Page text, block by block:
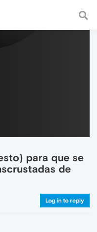
a fast and
para que se
de
Log in to reply